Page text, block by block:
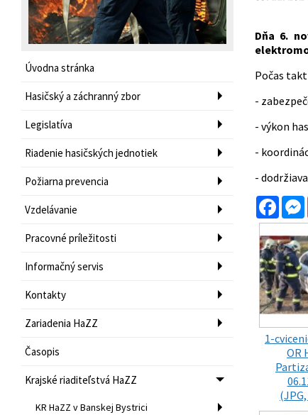
Úvodna stránka
Hasičský a záchranný zbor
Legislatíva
Riadenie hasičských jednotiek
Požiarna prevencia
Vzdelávanie
Pracovné príležitosti
Informačný servis
Kontakty
Zariadenia HaZZ
Časopis
Krajské riaditeľstvá HaZZ
KR HaZZ v Banskej Bystrici
Dňa 6.
Počas
-
- výkon
-
-
1-
OR